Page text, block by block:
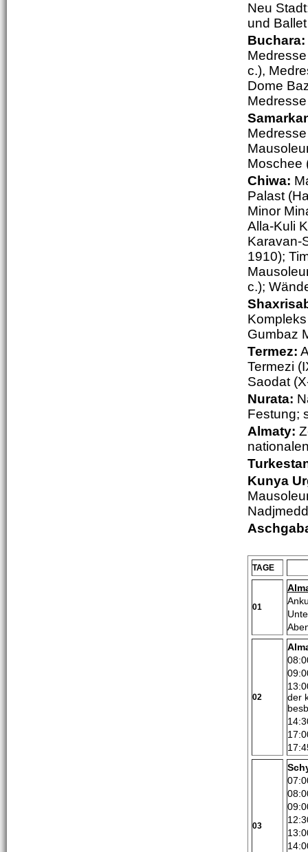
Neu
und
Buchara:
c.),
Dome
Moschee
Chiwa:
Palast
Minor
Alla-Kuli
Karavan-
1910);
c.);
Gumbaz
Termez:
Termezi
Saodat
Nurata:
Festung;
Almaty:
Kunya
TAGE
01
02
der
03